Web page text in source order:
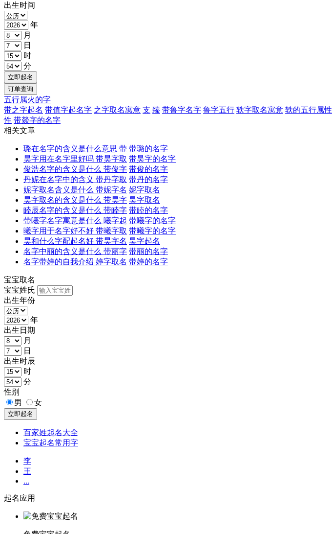
出生时间
年
月
日
时
分
五行属火的字
带之字起名 带值字起名字 之字取名寓意 支 臻 带鲁字名字 鲁字五行 轶字取名寓意 轶的五行属性
性 带燚字的名字
相关文章
璐在名字的含义是什么意思 带 带璐的名字
昊字用在名字里好吗 带昊字取 带昊字的名字
俊浩名字的含义是什么 带俊字 带俊的名字
丹妮在名字中的含义 带丹字取 带丹的名字
妮字取名含义是什么 带妮字名 妮字取名
昊字取名的含义是什么 带昊字 昊字取名
睦辰名字的含义是什么 带睦字 带睦的名字
带曦字名字寓意是什么 曦字起 带曦字的名字
曦字用于名字好不好 带曦字取 带曦字的名字
昊和什么字配起名好 带昊字名 昊字起名
名字中丽的含义是什么 带丽字 带丽的名字
名字带婷的自我介绍 婷字取名 带婷的名字
宝宝取名
宝宝姓氏
出生年份
年
出生日期
月
日
出生时辰
时
分
性别
男
女
百家姓起名大全
宝宝起名常用字
李
王
...
起名应用